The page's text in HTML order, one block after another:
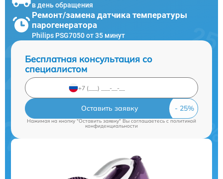
в день обращения
Ремонт/замена датчика температуры
парогенератора
Philips PSG7050 от 35 минут
Бесплатная консультация со
специалистом
Оставить заявку
Нажимая на кнопку "Оставить заявку" Вы соглашаетесь c политикой
конфиденциальности